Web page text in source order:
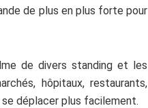
de plus en plus forte pour
de divers standing et les
hôpitaux, restaurants,
déplacer plus facilement.